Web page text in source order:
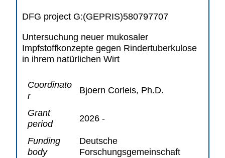
DFG project G:(GEPRIS)580797707
Untersuchung neuer mukosaler
Impfstoffkonzepte gegen Rindertuberkulose
in ihrem natürlichen Wirt
Coordinato
r
Bjoern Corleis, Ph.D.
Grant
period
2026 -
Funding
body
Deutsche
Forschungsgemeinschaft